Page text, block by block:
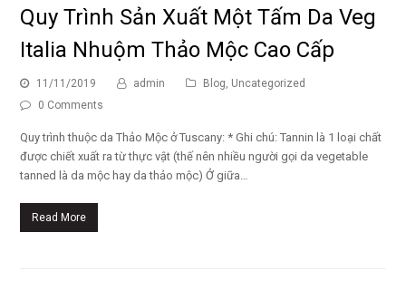
Quy Trình Sản Xuất Một Tấm Da Veg
Italia Nhuộm Thảo Mộc Cao Cấp
11/11/2019 admin Blog, Uncategorized
0 Comments
Quy trình thuộc da Thảo Mộc ở Tuscany: * Ghi chú: Tannin là 1 loại chất
được chiết xuất ra từ thực vật (thế nên nhiều người gọi da vegetable
tanned là da mộc hay da thảo mộc) Ở giữa…
Read More